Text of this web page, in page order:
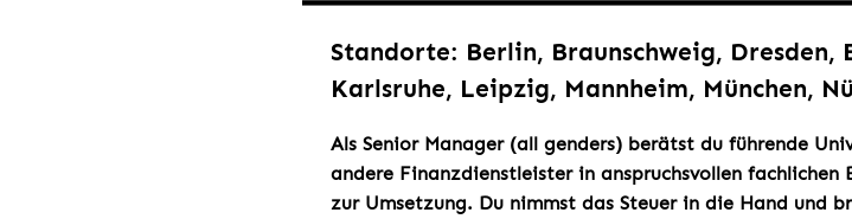
Standorte: Berlin, Braunschweig, Dresden,
Karlsruhe, Leipzig, Mannheim, München,
Als Senior Manager (all genders) berätst du führende
andere Finanzdienstleister in anspruchsvollen
zur Umsetzung. Du nimmst das Steuer in die Hand und